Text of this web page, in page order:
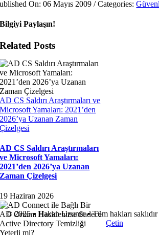
On: 06 Mayıs 2009 /Categories:
Bilgiyi Paylaşın!
Related Posts
AD CS Saldırı Araştırmaları ve
Microsoft Yamaları: 2021’den
2026’ya Uzanan Zaman
Çizelgesi
AD CS Saldırı Araştırmaları
ve Microsoft Yamaları:
2021’den 2026’ya Uzanan
Zaman Çizelgesi
19 Haziran 2026
© 2025 • Hakan Uzuner • Tüm hakları
Çetin